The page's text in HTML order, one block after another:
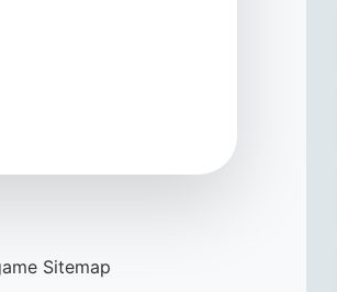
Sitemap